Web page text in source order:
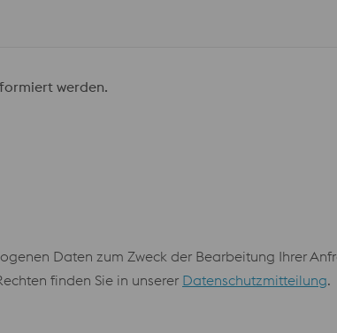
werden.
Daten zum Zweck der Bearbeitung Ihrer
finden Sie in unserer Datenschutzmitteilung.